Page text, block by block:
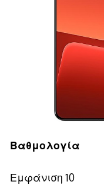
Βαθμολογία
Εμφάνιση 10